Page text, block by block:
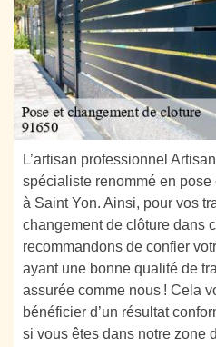
L’artisan professionnel
spécialiste renommé en
à Saint Yon. Ainsi, pour vos
changement de clôture dans
recommandons de confier
ayant une bonne qualité de
assurée comme nous ! Cela
bénéficier d’un résultat
si vous êtes dans notre zone